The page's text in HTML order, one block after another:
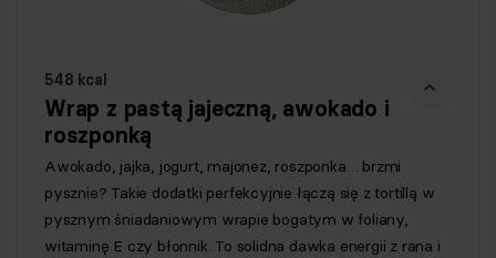
548 kcal
Wrap z pastą jajeczną, awokado i
roszponką
Awokado, jajka, jogurt, majonez, roszponka… brzmi
pysznie? Takie dodatki perfekcyjnie łączą się z tortillą w
pysznym śniadaniowym wrapie bogatym w foliany,
witaminę E czy błonnik. To solidna dawka energii z rana i